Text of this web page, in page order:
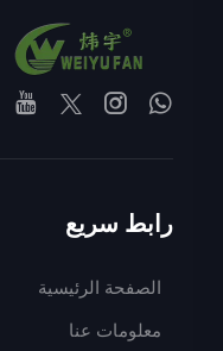
رابط سريع
الصفحة الرئيسية
معلومات عنا